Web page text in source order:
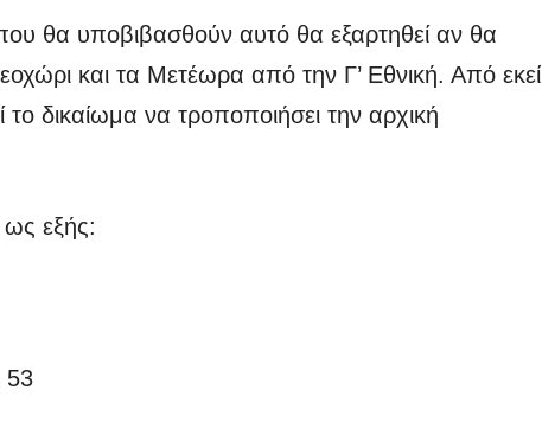
θα υποβιβασθούν αυτό θα εξαρτηθεί αν θα
και τα Μετέωρα από την Γ’ Εθνική. Από εκεί
δικαίωμα να τροποποιήσει την αρχική
ως εξής: